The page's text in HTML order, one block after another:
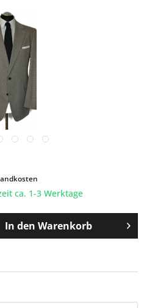
ca. 1-3 Werktage
In den Warenkorb